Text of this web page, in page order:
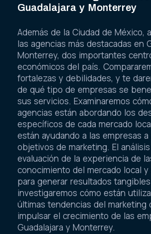
Guadalajara y Monterrey
Además de la Ciudad de México,
las agencias más destacadas en
Monterrey, dos importantes
económicos del país.
fortalezas y debilidades, y te
de qué tipo de empresas se
sus servicios. Examinaremos
agencias están abordando los
específicos de cada mercado
están ayudando a las empresas
objetivos de marketing. El
evaluación de la experiencia de
conocimiento del mercado local
para generar resultados
investigaremos cómo están
últimas tendencias del marketing
impulsar el crecimiento de las
Guadalajara y Monterrey.